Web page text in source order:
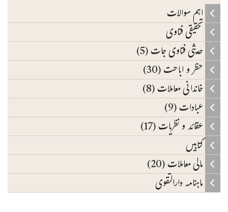
اہم سوالات
تحقیقی فتاوی
حدیثی فتاوی جات (5)
حظر و اباحت (30)
خاندانی معاملات (8)
عبادات (9)
عقائد و نظریات (17)
کتابیں
مالی معاملات (20)
ماہنامہ دارالتقوی